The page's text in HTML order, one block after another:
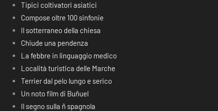
Tipici coltivatori asiatici
Compose oltre 100 sinfonie
Il sotterraneo della chiesa
Chiude una pendenza
La febbre in linguaggio medico
Località turistica delle Marche
Terrier dal pelo lungo e serico
Un noto film di Buñuel
Il segno sulla ñ spagnola